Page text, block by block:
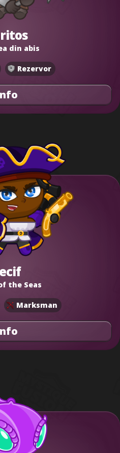
din abis
Rezervor
the Seas
Marksman